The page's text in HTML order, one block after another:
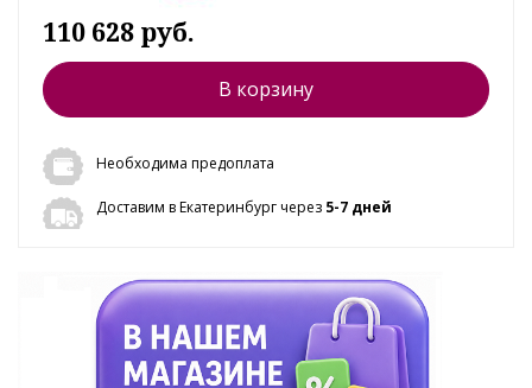
110 628 руб.
В корзину
Необходима предоплата
Доставим в Екатеринбург через 5-7 дней